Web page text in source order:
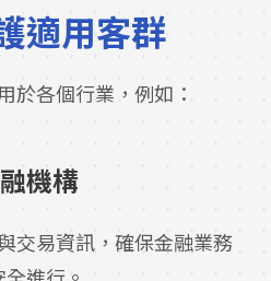
適用客群
於各個行業，例如：
機構
交易資訊，確保金融業務